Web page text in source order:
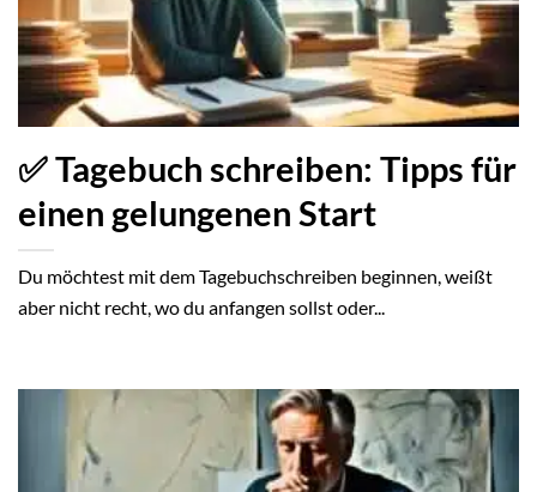
✅ Tagebuch schreiben: Tipps für
einen gelungenen Start
Du möchtest mit dem Tagebuchschreiben beginnen, weißt
aber nicht recht, wo du anfangen sollst oder...